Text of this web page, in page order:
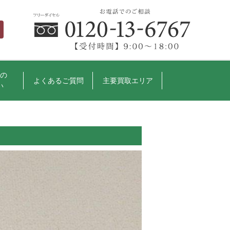
よくあるご質問 主要買取エリア